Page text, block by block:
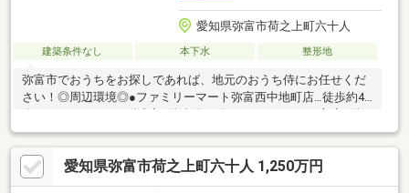
愛知県弥富市荷之上町六十人
建築条件なし 本下水 整形地
弥富市でおうちをお探しであれば、地元のおうち侍にお任せくだ
さい！◎周辺環境◎●ファミリーマート弥富西中地町店…徒歩約4
歩約23分●弥生小学校…徒歩約11分●弥富北中学校…徒歩約12分
▲▽▲▽▲▽▲▽▲▽▲▽▲▽▲▽▲▽▲▽▲▽▲▽▲▽未公開
物件もご用意しております！お客様にあった物件をご紹介いたし
ます！０１２０－９２０－３１１【通話料無料】弊社ＨＰもご確
愛知県弥富市荷之上町六十人 1,250万円